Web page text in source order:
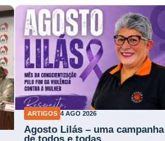
ARTIGOS 4 AGO 2026
Agosto Lilás – uma campanha
de todos e todas